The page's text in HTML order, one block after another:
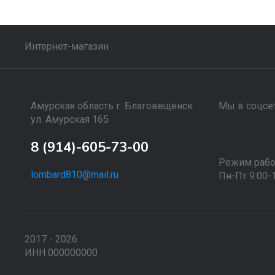
Интернет-магазин
Амурская область г. Благовещенск
ул. Амурская 165
8 (914)-605-73-00
lombard810@mail.ru
Мы в
Режим
Пн-Пт 9:00-
2017 - 2026
ИНН 000000000